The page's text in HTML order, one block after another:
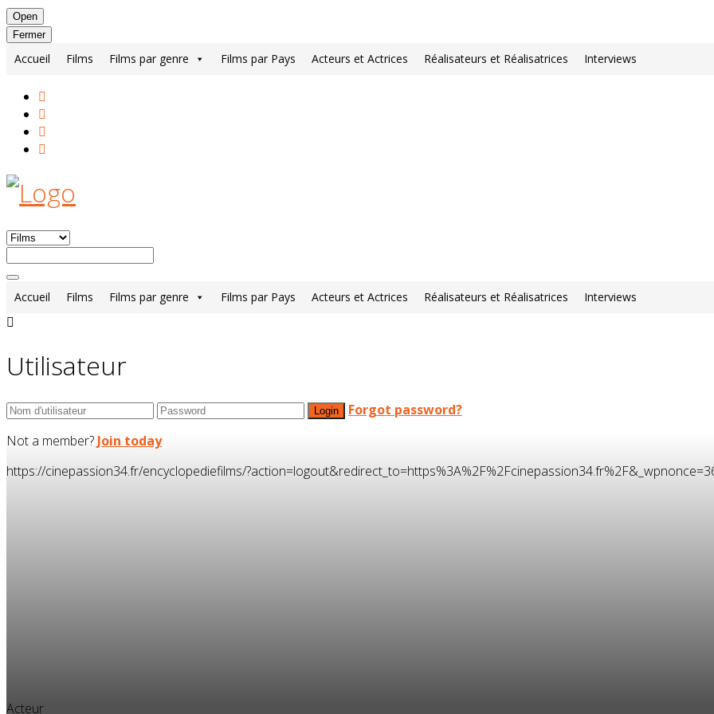
Open
Fermer
Accueil Films Films par genre Films par Pays Acteurs et Actrices Réalisateurs et Réalisatrices Interviews
Accueil Films Films par genre Films par Pays Acteurs et Actrices Réalisateurs et Réalisatrices Interviews
Utilisateur
Forgot password?
Not a member? Join today
https://cinepassion34.fr/encyclopediefilms/
Acteur